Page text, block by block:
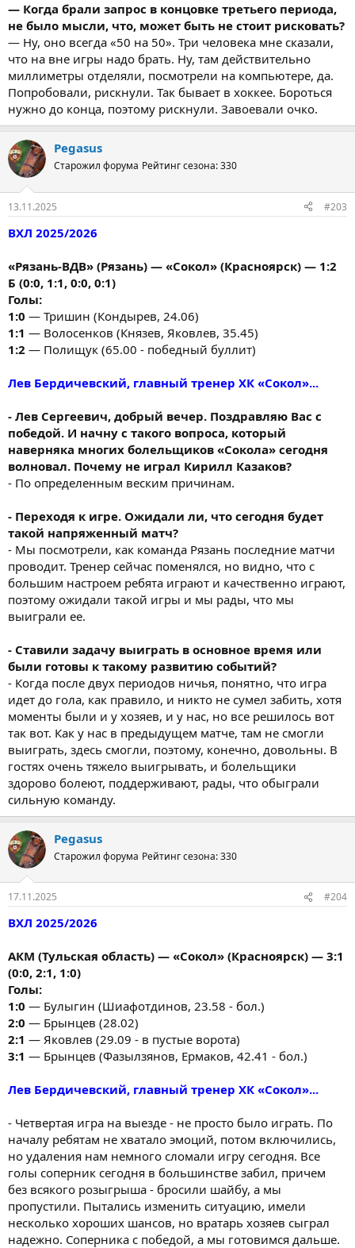
— Когда брали запрос в концовке третьего периода,
не было мысли, что, может быть не стоит рисковать?
— Ну, оно всегда «50 на 50». Три человека мне сказали,
что на вне игры надо брать. Ну, там действительно
миллиметры отделяли, посмотрели на компьютере, да.
Попробовали, рискнули. Так бывает в хоккее. Бороться
нужно до конца, поэтому рискнули. Завоевали очко.
Pegasus
Старожил форума Рейтинг сезона: 330
13.11.2025 #203
ВХЛ 2025/2026
«Рязань-ВДВ» (Рязань) — «Сокол» (Красноярск) — 1:2
Б (0:0, 1:1, 0:0, 0:1)
Голы:
1:0 — Тришин (Кондырев, 24.06)
1:1 — Волосенков (Князев, Яковлев, 35.45)
1:2 — Полищук (65.00 - победный буллит)
Лев Бердичевский, главный тренер ХК «Сокол»...
- Лев Сергеевич, добрый вечер. Поздравляю Вас с
победой. И начну с такого вопроса, который
наверняка многих болельщиков «Сокола» сегодня
волновал. Почему не играл Кирилл Казаков?
- По определенным веским причинам.
- Переходя к игре. Ожидали ли, что сегодня будет
такой напряженный матч?
- Мы посмотрели, как команда Рязань последние матчи
проводит. Тренер сейчас поменялся, но видно, что с
большим настроем ребята играют и качественно играют,
поэтому ожидали такой игры и мы рады, что мы
выиграли ее.
- Ставили задачу выиграть в основное время или
были готовы к такому развитию событий?
- Когда после двух периодов ничья, понятно, что игра
идет до гола, как правило, и никто не сумел забить, хотя
моменты были и у хозяев, и у нас, но все решилось вот
так вот. Как у нас в предыдущем матче, там не смогли
выиграть, здесь смогли, поэтому, конечно, довольны. В
гостях очень тяжело выигрывать, и болельщики
здорово болеют, поддерживают, рады, что обыграли
сильную команду.
Pegasus
Старожил форума Рейтинг сезона: 330
17.11.2025 #204
ВХЛ 2025/2026
АКМ (Тульская область) — «Сокол» (Красноярск) — 3:1
(0:0, 2:1, 1:0)
Голы:
1:0 — Булыгин (Шиафотдинов, 23.58 - бол.)
2:0 — Брынцев (28.02)
2:1 — Яковлев (29.09 - в пустые ворота)
3:1 — Брынцев (Фазылзянов, Ермаков, 42.41 - бол.)
Лев Бердичевский, главный тренер ХК «Сокол»...
- Четвертая игра на выезде - не просто было играть. По
началу ребятам не хватало эмоций, потом включились,
но удаления нам немного сломали игру сегодня. Все
голы соперник сегодня в большинстве забил, причем
без всякого розыгрыша - бросили шайбу, а мы
пропустили. Пытались изменить ситуацию, имели
несколько хороших шансов, но вратарь хозяев сыграл
надежно. Соперника с победой, а мы готовимся дальше.